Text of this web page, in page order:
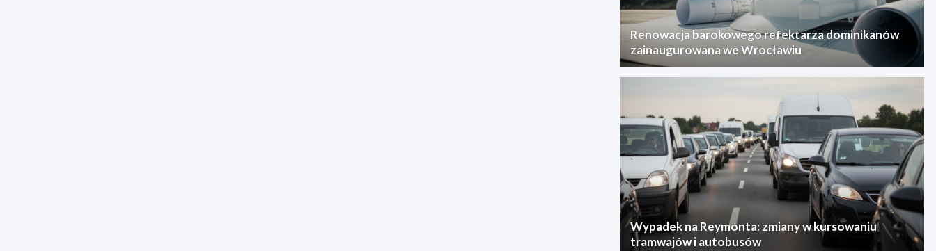
Renowacja barokowego refektarza dominikanów
zainaugurowana we Wrocławiu
Wypadek na Reymonta: zmiany w kursowaniu
tramwajów i autobusów